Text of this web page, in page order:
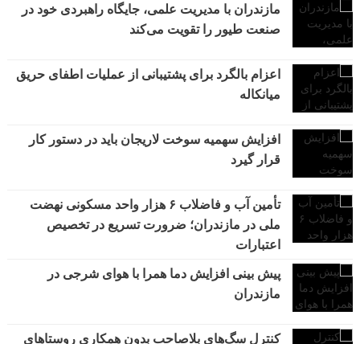
مازندران با مدیریت علمی، جایگاه راهبردی خود در
صنعت طیور را تقویت می‌کند
اعزام بالگرد برای پشتیبانی از عملیات اطفای حریق
میانکاله
افزایش سهمیه سوخت لاریجان باید در دستور کار
قرار گیرد
تأمین آب و فاضلاب ۶ هزار واحد مسکونی نهضت
ملی در مازندران؛ ضرورت تسریع در تخصیص
اعتبارات
پیش بینی افزایش دما همرا با هوای شرجی در
مازندران
کنترل سگ‌های بلاصاحب بدون همکاری روستاهای